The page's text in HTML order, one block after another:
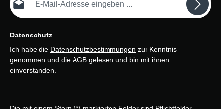
Datenschutz
Ich habe die Datenschutzbestimmungen zur Kenntnis
genommen und die AGB gelesen und bin mit ihnen
einverstanden.